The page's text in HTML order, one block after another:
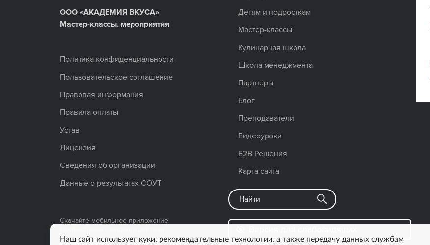
ООО «АКАДЕМИЯ ВКУСА»
Мастер-классы, мероприятия
Политика конфиденциальности
Пользовательское соглашение
Правовая информация
Правила оплаты
Устав
Лицензия
Сведения об организации
Данные о результатах СОУТ
Скачайте мобильное приложение
от знаменитых шефов
Детям и подросткам
Мастер-классы
Кулинарная школа
Школа менеджмента
Партнёры
Блог
Преподаватели
Видеоуроки
B2B Решения
Карта сайта
Наш сайт использует куки, рекомендательные технологии, а также передачу данных службам